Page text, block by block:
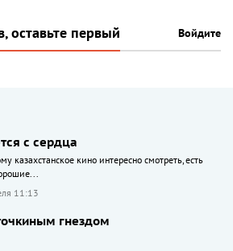
оставьте первый Войдите
с сердца
казахстанское кино интересно смотреть, есть
11:13
гнездом